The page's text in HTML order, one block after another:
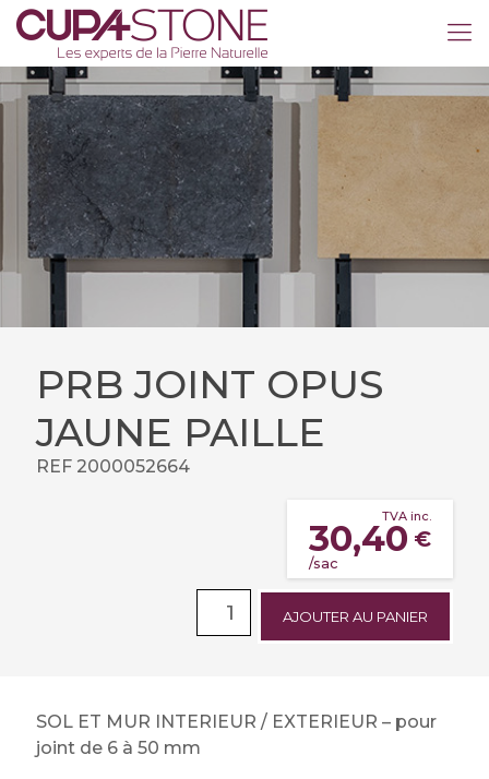
PRB JOINT OPUS
JAUNE PAILLE
REF 2000052664
30,40 €
TVA inc.
/sac
AJOUTER AU PANIER
SOL ET MUR INTERIEUR / EXTERIEUR – pour
joint de 6 à 50 mm